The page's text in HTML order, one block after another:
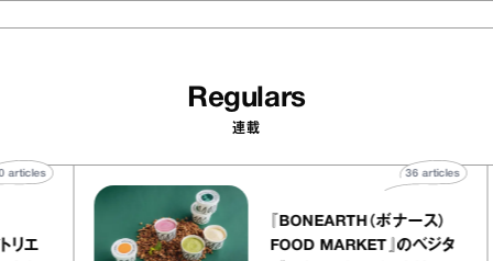
Regulars
連載
アトリエ
40articles
『BONEARTH（ボナース）
FOOD MARKET』のベジ
36